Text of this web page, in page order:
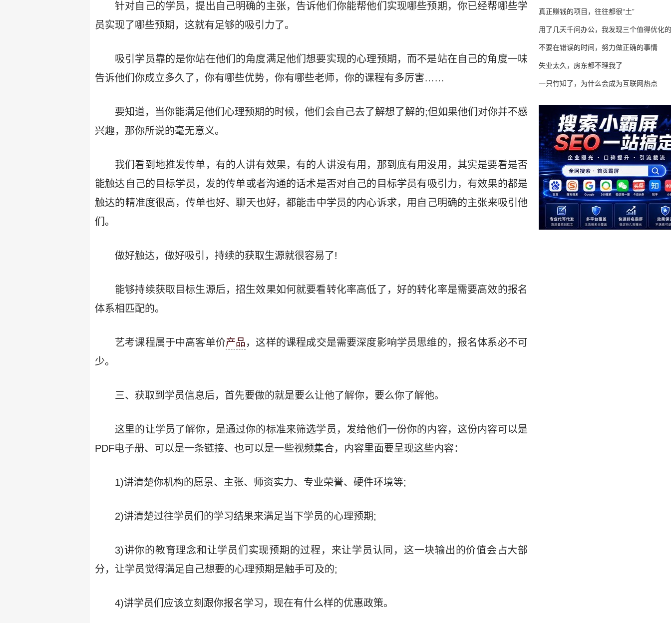
针对自己的学员，提出自己明确的主张，告诉他们你能帮他们实现哪些预期，你已经帮哪些学
员实现了哪些预期，这就有足够的吸引力了。
吸引学员靠的是你站在他们的角度满足他们想要实现的心理预期，而不是站在自己的角度一味
告诉他们你成立多久了，你有哪些优势，你有哪些老师，你的课程有多厉害……
要知道，当你能满足他们心理预期的时候，他们会自己去了解想了解的;但如果他们对你并不感
兴趣，那你所说的毫无意义。
我们看到地推发传单，有的人讲有效果，有的人讲没有用，那到底有用没用，其实是要看是否
能触达自己的目标学员，发的传单或者沟通的话术是否对自己的目标学员有吸引力，有效果的都是
触达的精准度很高，传单也好、聊天也好，都能击中学员的内心诉求，用自己明确的主张来吸引他
们。
做好触达，做好吸引，持续的获取生源就很容易了!
能够持续获取目标生源后，招生效果如何就要看转化率高低了，好的转化率是需要高效的报名
体系相匹配的。
艺考课程属于中高客单价产品，这样的课程成交是需要深度影响学员思维的，报名体系必不可
少。
三、获取到学员信息后，首先要做的就是要么让他了解你，要么你了解他。
这里的让学员了解你，是通过你的标准来筛选学员，发给他们一份你的内容，这份内容可以是
PDF电子册、可以是一条链接、也可以是一些视频集合，内容里面要呈现这些内容：
1)讲清楚你机构的愿景、主张、师资实力、专业荣誉、硬件环境等;
2)讲清楚过往学员们的学习结果来满足当下学员的心理预期;
3)讲你的教育理念和让学员们实现预期的过程，来让学员认同，这一块输出的价值会占大部
分，让学员觉得满足自己想要的心理预期是触手可及的;
4)讲学员们应该立刻跟你报名学习，现在有什么样的优惠政策。
真正赚钱的项目，往往都很“土”
用了几天千问办公，我发现三个值得优化
不要在错误的时间，努力做正确的事情
失业太久，房东都不理我了
一只竹知了，为什么会成为互联网热点